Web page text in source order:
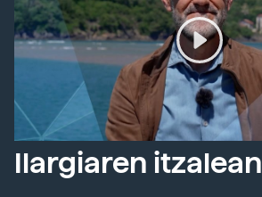
Ilargiaren itzalean